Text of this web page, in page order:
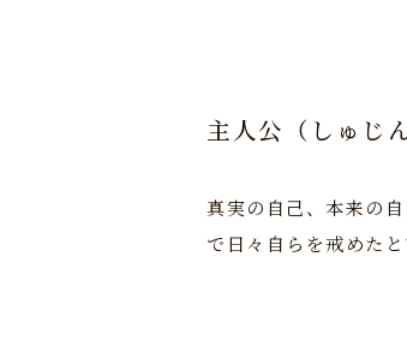
主人公（しゅじ
真実の自己、本来の
で日々自らを戒めたと